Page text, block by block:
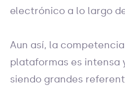
electrónico a lo largo
Aun así, la
plataformas es intensa
siendo grandes